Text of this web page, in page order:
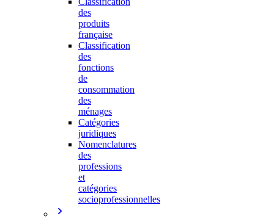
des
produits
française
Classification
des
fonctions
de
consommation
des
ménages
Catégories
juridiques
Nomenclatures
des
professions
et
catégories
socioprofessionnelles